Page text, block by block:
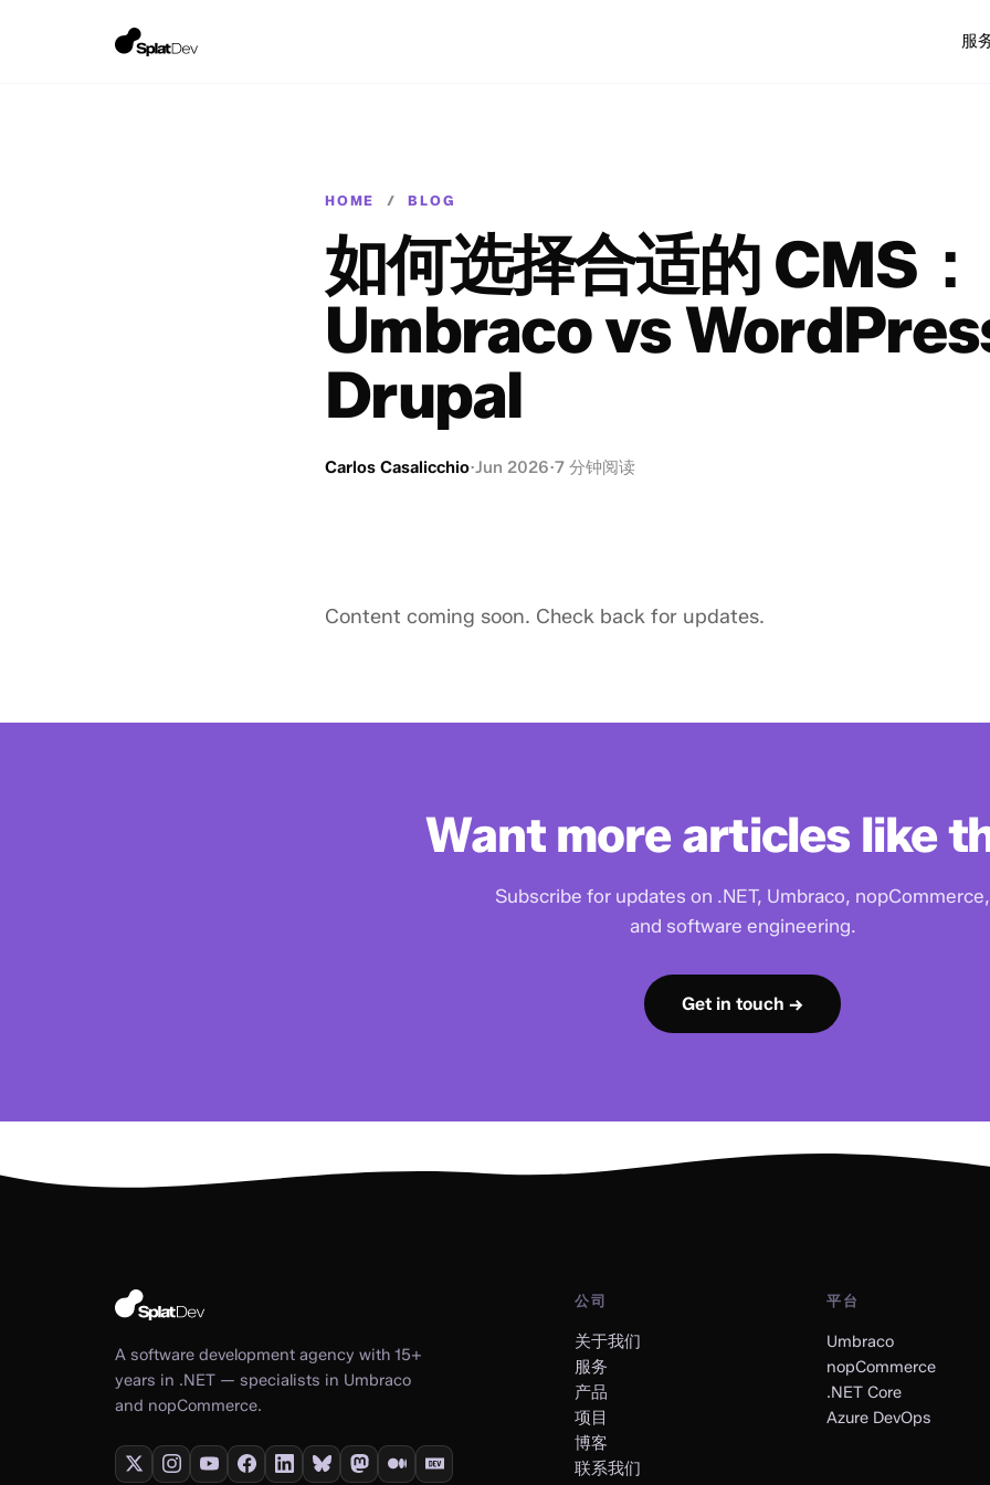
服
HOME / BLOG
如何选择合适的 CMS：
Umbraco vs
Drupal
Carlos Casalicchio·Jun 2026·7 分钟阅读
Content coming soon. Check back for updates.
Want more articles like
Subscribe for updates on .NET, Umbraco, nopCommerce,
and software engineering.
Get in touch →
A software development agency with 15+
years in .NET — specialists in Umbraco
and nopCommerce.
公司
关于我们
服务
产品
项目
博客
联系我们
平台
Umbraco
nopCommerce
.NET Core
Azure DevOps